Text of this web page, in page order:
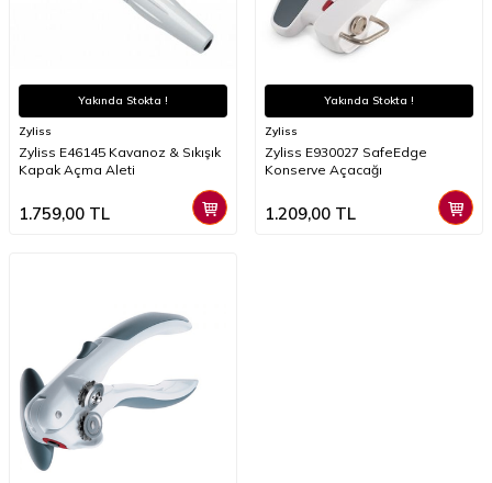
Yakında Stokta !
Zyliss
Zyliss E46145 Kavanoz & Sıkışık
Kapak Açma Aleti
1.759,00 TL
Yakında Stokta !
Zyliss
Zyliss E930027 SafeEdge
Konserve Açacağı
1.209,00 TL